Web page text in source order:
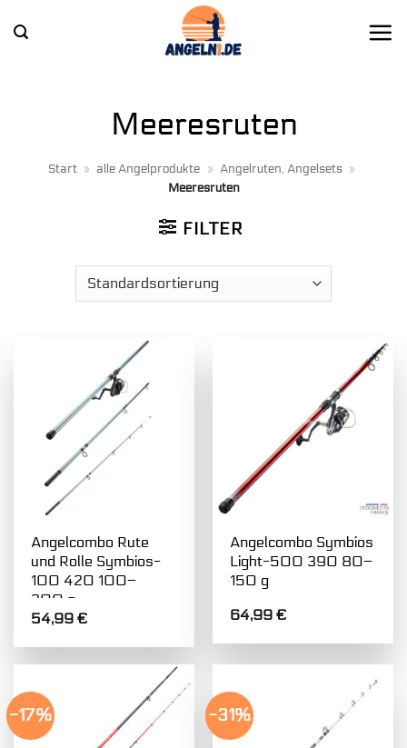
Inhalt
Meeresruten
Start » alle Angelprodukte » Angelruten, Angelsets »
Meeresruten
FILTER
Angelcombo Rute
und Rolle Symbios-
100 420 100–
200 g
54,99€
Angelcombo Symbios
Light-500 390 80–
150 g
64,99€
-17% -31%